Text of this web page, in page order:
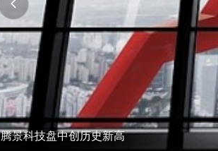
腾景科技盘中创历史新高